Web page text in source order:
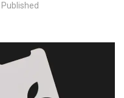
Published